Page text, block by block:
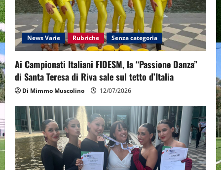
News Varie Rubriche Senza categoria
Ai Campionati Italiani FIDESM, la “Passione Danza”
di Santa Teresa di Riva sale sul tetto d’Italia
Di Mimmo Muscolino 12/07/2026